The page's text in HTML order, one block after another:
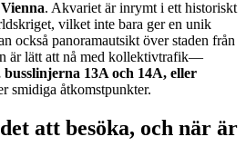
. Akvariet är inrymt i ett historiskt
vilket inte bara ger en unik
också panoramautsikt över staden från
är lätt att nå med kollektivtrafik—
busslinjerna 13A och 14A, eller
smidiga åtkomstpunkter.
att besöka, och när är